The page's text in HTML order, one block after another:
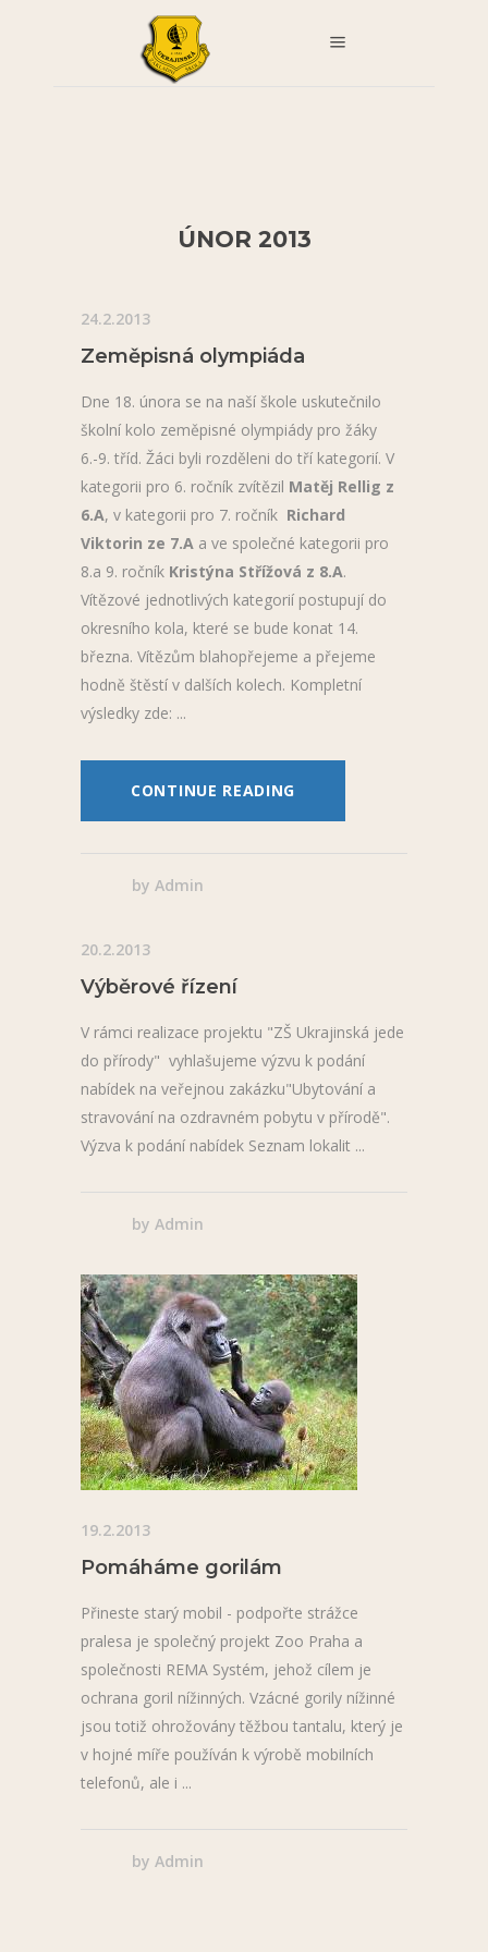
ÚNOR 2013
24.2.2013
Zeměpisná olympiáda
Dne 18. února se na naší škole uskutečnilo
školní kolo zeměpisné olympiády pro žáky
6.-9. tříd. Žáci byli rozděleni do tří kategorií. V
kategorii pro 6. ročník zvítězil Matěj Rellig z
6.A, v kategorii pro 7. ročník Richard
Viktorin ze 7.A a ve společné kategorii pro
8.a 9. ročník Kristýna Střížová z 8.A.
Vítězové jednotlivých kategorií postupují do
okresního kola, které se bude konat 14.
března. Vítězům blahopřejeme a přejeme
hodně štěstí v dalších kolech. Kompletní
výsledky zde:
CONTINUE READING
by Admin
20.2.2013
Výběrové řízení
V rámci realizace projektu "ZŠ Ukrajinská jede
do přírody" vyhlašujeme výzvu k podání
nabídek na veřejnou zakázku"Ubytování a
stravování na ozdravném pobytu v přírodě".
Výzva k podání nabídek Seznam lokalit
by Admin
19.2.2013
Pomáháme gorilám
Přineste starý mobil - podpořte strážce
pralesa je společný projekt Zoo Praha a
společnosti REMA Systém, jehož cílem je
ochrana goril nížinných. Vzácné gorily nížinné
jsou totiž ohrožovány těžbou tantalu, který je
v hojné míře používán k výrobě mobilních
telefonů, ale i
by Admin